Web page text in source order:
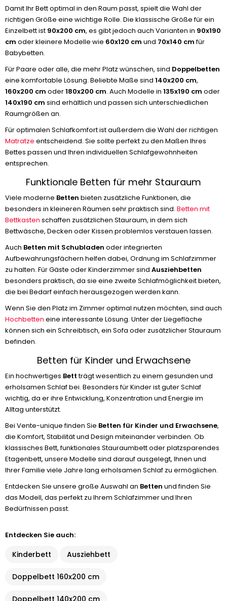
Damit Ihr Bett optimal in den Raum passt, spielt die Wahl der
richtigen Größe eine wichtige Rolle. Die klassische Größe für ein
Einzelbett ist 90x200 cm, es gibt jedoch auch Varianten in 90x190
cm oder kleinere Modelle wie 60x120 cm und 70x140 cmfür
Babybetten.
Für Paare oder alle, die mehr Platz wünschen, sind Doppelbetten
eine komfortable Lösung. Beliebte Maße sind 140x200 cm,
160x200 cm oder180x200 cm. Auch Modelle in 135x190 cm oder
140x190 cm sind erhältlich und passen sich unterschiedlichen
Raumgrößen an.
Für optimalen Schlafkomfort ist außerdem die Wahl der richtigen
Matratze entscheidend. Sie sollte perfekt zu den Maßen Ihres
Bettes passen und Ihren individuellen Schlafgewohnheiten
entsprechen.
Funktionale Betten für mehr Stauraum
Viele moderne Betten bieten zusätzliche Funktionen, die
besonders in kleineren Räumen sehr praktisch sind. Betten mit
Bettkasten schaffen zusätzlichen Stauraum, in dem sich
Bettwäsche, Decken oder Kissen problemlos verstauen lassen.
Auch Betten mit Schubladen oder integrierten
Aufbewahrungsfächern helfen dabei, Ordnung im Schlafzimmer
zu halten. Für Gäste oder Kinderzimmer sind Ausziehbetten
besonders praktisch, da sie eine zweite Schlafmöglichkeit bieten,
die bei Bedarf einfach herausgezogen werden kann.
Wenn Sie den Platz im Zimmer optimal nutzen möchten, sind auch
Hochbetten eine interessante Lösung. Unter der Liegefläche
können sich ein Schreibtisch, ein Sofa oder zusätzlicher Stauraum
befinden.
Betten für Kinder und Erwachsene
Ein hochwertiges Bettträgt wesentlich zu einem gesunden und
erholsamen Schlaf bei. Besonders für Kinder ist guter Schlaf
wichtig, da er ihre Entwicklung, Konzentration und Energie im
Alltag unterstützt.
Bei Vente-unique finden Sie Betten für Kinder und Erwachsene,
die Komfort, Stabilität und Design miteinander verbinden. Ob
klassisches Bett, funktionales Stauraumbett oder platzsparendes
Etagenbett, unsere Modelle sind darauf ausgelegt, Ihnen und
Ihrer Familie viele Jahre lang erholsamen Schlaf zu ermöglichen.
Entdecken Sie unsere große Auswahl an Betten und finden Sie
das Modell, das perfekt zu Ihrem Schlafzimmer und Ihren
Bedürfnissen passt.
Entdecken Sie auch:
Kinderbett Ausziehbett
Doppelbett 160x200 cm
Doppelbett 140x200 cm